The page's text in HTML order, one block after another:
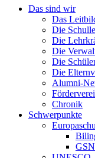
Das sind wir
Das
Die
Die
Die
Die
Die
Alumni-
Chronik
Schwerpunkte